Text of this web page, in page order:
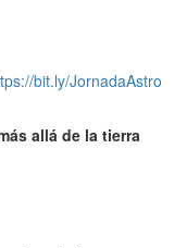
bit.ly/JornadaAstro
allá de la tierra